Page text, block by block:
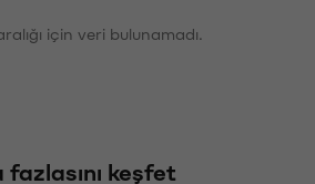
için veri bulunamadı.
keşfet